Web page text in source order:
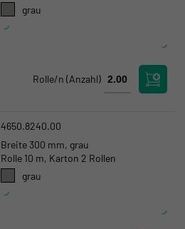
grau
Rolle/n (Anzahl)
4650.8240.00
Breite 300 mm, grau
Rolle 10 m, Karton 2 Rollen
grau